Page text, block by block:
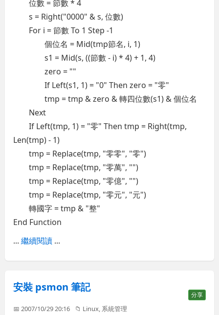
位數 = 節數 * 4
s = Right("0000" & s, 位數)
For i = 節數 To 1 Step -1
個位名 = Mid(tmp節名, i, 1)
s1 = Mid(s, ((節數 - i) * 4) + 1, 4)
zero = ""
If Left(s1, 1) = "0" Then zero = "零"
tmp = tmp & zero & 轉四位數(s1) & 個位名
Next
If Left(tmp, 1) = "零" Then tmp = Right(tmp,
Len(tmp) - 1)
tmp = Replace(tmp, "零零", "零")
tmp = Replace(tmp, "零萬", "")
tmp = Replace(tmp, "零億", "")
tmp = Replace(tmp, "零元", "元")
轉國字 = tmp & "整"
End Function
...繼續閱讀 ...
安裝 psmon 筆記
分享
📅 2007/10/29 20:16 📁 Linux 系統管理